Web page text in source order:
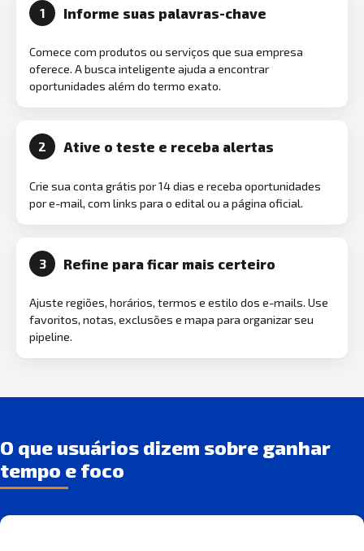
1 Informe suas palavras-chave
Comece com produtos ou serviços que sua empresa
oferece. A busca inteligente ajuda a encontrar
oportunidades além do termo exato.
2 Ative o teste e receba alertas
Crie sua conta grátis por 14 dias e receba oportunidades
por e-mail, com links para o edital ou a página oficial.
3 Refine para ficar mais certeiro
Ajuste regiões, horários, termos e estilo dos e-mails. Use
favoritos, notas, exclusões e mapa para organizar seu
pipeline.
O que usuários dizem sobre ganhar
tempo e foco